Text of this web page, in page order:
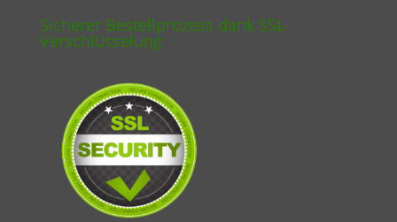
Sicherer Bestellprozess dank SSL-
Verschlüsselung